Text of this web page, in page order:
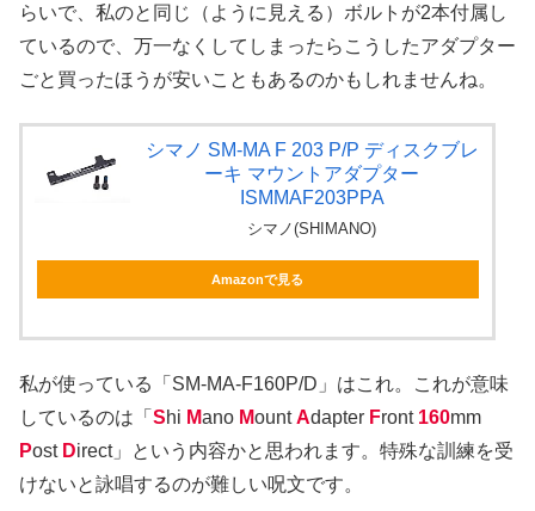
らいで、私のと同じ（ように見える）ボルトが2本付属し
ているので、万一なくしてしまったらこうしたアダプター
ごと買ったほうが安いこともあるのかもしれませんね。
シマノ SM-MA F 203 P/P ディスクブレ
ーキ マウントアダプター
ISMMAF203PPA
シマノ(SHIMANO)
Amazonで見る
私が使っている「SM-MA-F160P/D」はこれ。これが意味
しているのは「 Shi Mano MountAdapter Front 160mm
Post Direct」という内容かと思われます。特殊な訓練を受
けないと詠唱するのが難しい呪文です。